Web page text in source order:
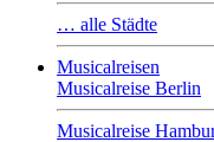
… alle Städte
Musicalreisen
Musicalreise Berlin
Musicalreise